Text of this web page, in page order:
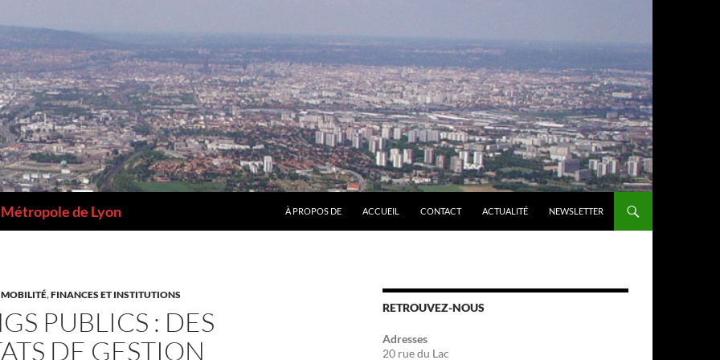
de Lyon À PROPOS DE ACCUEIL CONTACT ACTUALITÉ NEWSLETTER
MOBILITÉ,FINANCES ET INSTITUTIONS
PUBLICS : DES
DE GESTION
RETROUVEZ-NOUS
Adresses
20 rue du Lac